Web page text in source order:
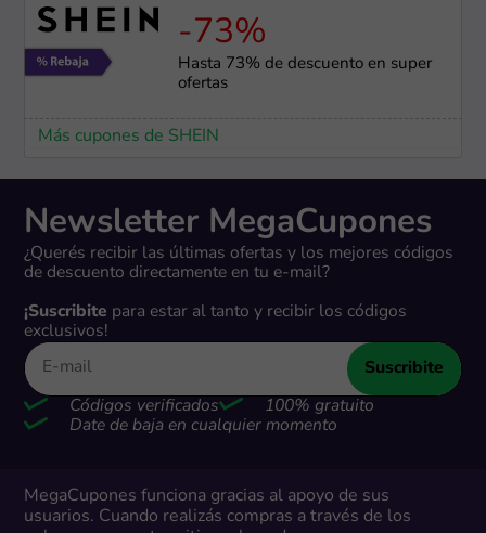
-73%
Hasta 73% de descuento en super
ofertas
Más cupones de SHEIN
Newsletter MegaCupones
¿Querés recibir las últimas ofertas y los mejores códigos
de descuento directamente en tu e-mail?
¡Suscribite para estar al tanto y recibir los códigos
exclusivos!
Suscribite
Códigos verificados
100% gratuito
Date de baja en cualquier momento
MegaCupones funciona gracias al apoyo de sus
usuarios. Cuando realizás compras a través de los